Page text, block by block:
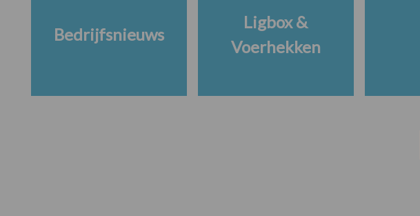
Bedrijfsnieuws
Ligbox &
Voerhekken